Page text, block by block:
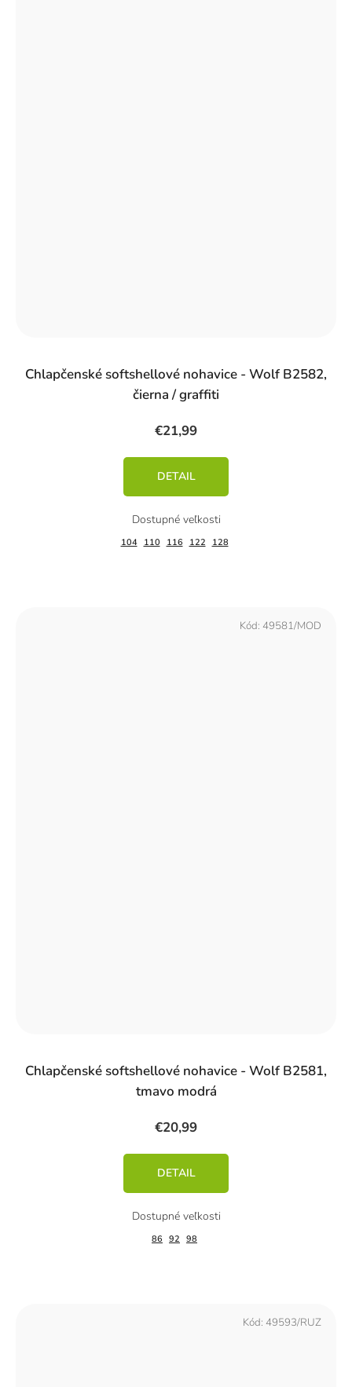
Chlapčenské softshellové nohavice - Wolf B2582,
čierna / graffiti
€21,99
DETAIL
104 110 116 122 128
Chlapčenské softshellové nohavice - Wolf B2581,
tmavo modrá
€20,99
DETAIL
86 92 98
Kód: 49581/MOD
Kód: 49593/RUZ